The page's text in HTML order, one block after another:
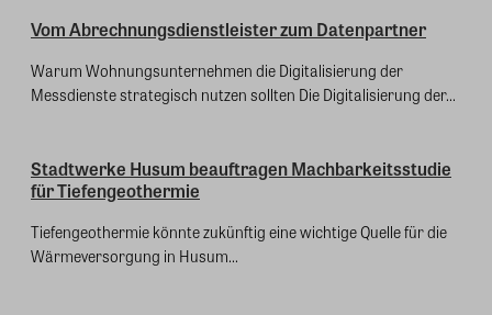
Vom Abrechnungsdienstleister zum Datenpartner
Warum Wohnungsunternehmen die Digitalisierung der
Messdienste strategisch nutzen sollten Die Digitalisierung der...
Stadtwerke Husum beauftragen Machbarkeitsstudie
für Tiefengeothermie
Tiefengeothermie könnte zukünftig eine wichtige Quelle für die
Wärmeversorgung in Husum...